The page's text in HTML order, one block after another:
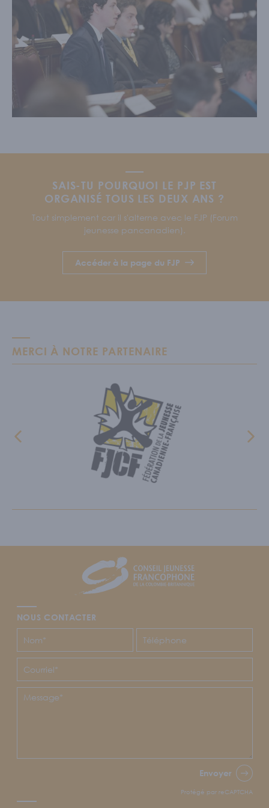
SAIS-TU POURQUOI LE PJP EST
ORGANISÉ TOUS LES DEUX ANS ?
Tout simplement car il s'alterne avec le FJP (Forum
jeunesse pancanadien).
Accéder à la page du FJP
MERCI À NOTRE PARTENAIRE
CJFCB
NOUS CONTACTER
Envoyer
Protégé par reCAPTCHA